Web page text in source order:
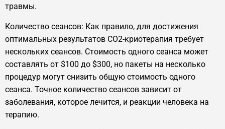
травмы.
Количество сеансов: Как правило, для достижения
оптимальных результатов CO2-криотерапия требует
нескольких сеансов. Стоимость одного сеанса может
составлять от $100 до $300, но пакеты на несколько
процедур могут снизить общую стоимость одного
сеанса. Точное количество сеансов зависит от
заболевания, которое лечится, и реакции человека на
терапию.